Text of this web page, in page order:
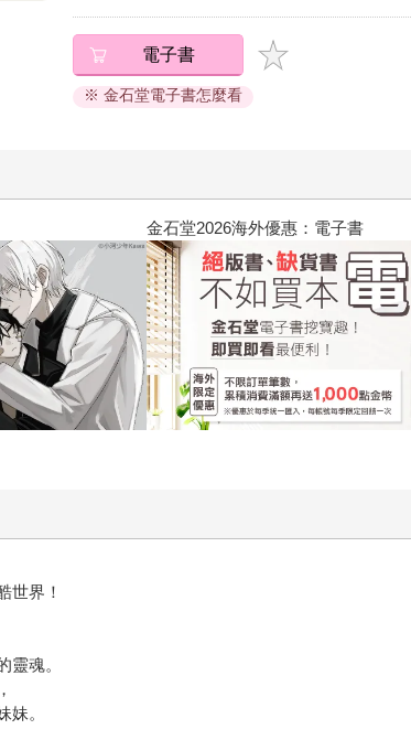
電子書
※ 金石堂電子書怎麼看
間她竟成為我最親近 台灣角川2026漫畫博覽會
世界！
靈魂。
。